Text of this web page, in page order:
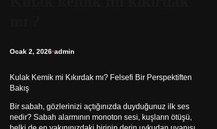
Ocak 2, 2026•admin
Kulak Kemik mi Kıkırdak mı? Felsefi Bir Perspektiften
Bakış
Bir sabah, gözlerinizi açtığınızda duyduğunuz ilk ses
nedir? Sabah alarmının monoton sesi, kuşların ötüşü,